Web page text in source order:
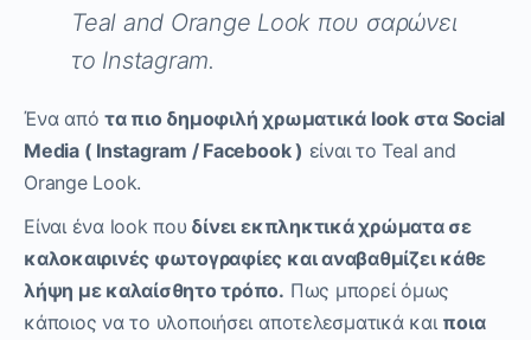
Teal and Orange Look που σαρώνει
το Instagram.
Ένα απότα πιο δημοφιλή χρωματικά look στα Social
Media ( Instagram / Facebook ) είναι το Teal and
Orange Look.
Είναι ένα look που δίνει εκπληκτικά χρώματα σε
καλοκαιρινές φωτογραφίες και αναβαθμίζει κάθε
λήψη με καλαίσθητο τρόπο. Πως μπορεί όμως
κάποιος να το υλοποιήσει αποτελεσματικά και ποια